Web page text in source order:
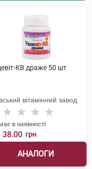
КВ драже 50 шт
вітамінний завод
в наявності
38.00 грн
АНАЛОГИ